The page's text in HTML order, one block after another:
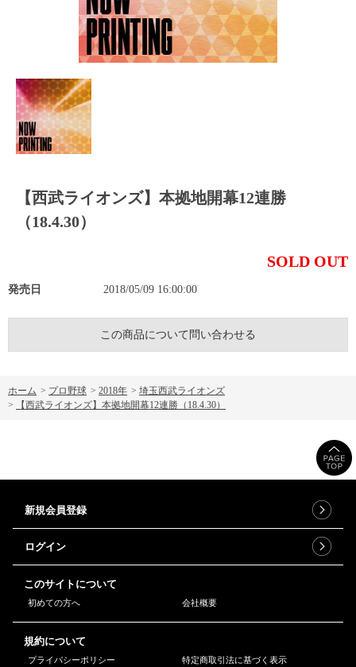
【西武ライオンズ】本拠地開幕12連勝
（18.4.30）
SOLD OUT
発売日 2018/05/09 16:00:00
この商品について問い合わせる
ホーム > プロ野球 > 2018年 > 埼玉西武ライオンズ
>
【西武ライオンズ】本拠地開幕12連勝（18.4.30）
新規会員登録
ログイン
このサイトについて
初めての方へ 会社概要
規約について
プライバシーポリシー 特定商取引法に基づく表示